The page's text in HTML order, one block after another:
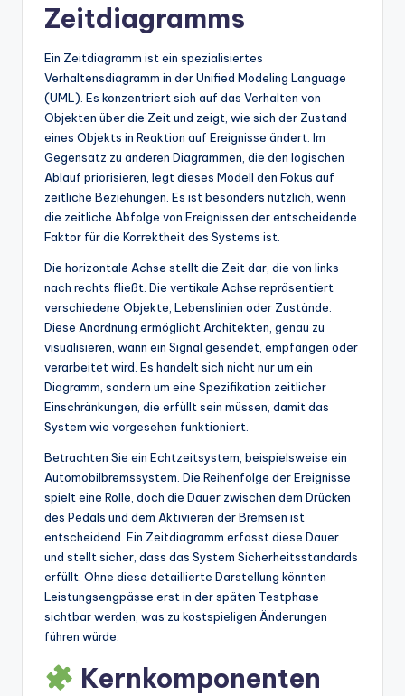
Zeitdiagramms
Ein Zeitdiagramm ist ein spezialisiertes
Verhaltensdiagramm in der Unified Modeling Language
(UML). Es konzentriert sich auf das Verhalten von
Objekten über die Zeit und zeigt, wie sich der Zustand
eines Objekts in Reaktion auf Ereignisse ändert. Im
Gegensatz zu anderen Diagrammen, die den logischen
Ablauf priorisieren, legt dieses Modell den Fokus auf
zeitliche Beziehungen. Es ist besonders nützlich, wenn
die zeitliche Abfolge von Ereignissen der entscheidende
Faktor für die Korrektheit des Systems ist.
Die horizontale Achse stellt die Zeit dar, die von links
nach rechts fließt. Die vertikale Achse repräsentiert
verschiedene Objekte, Lebenslinien oder Zustände.
Diese Anordnung ermöglicht Architekten, genau zu
visualisieren, wann ein Signal gesendet, empfangen oder
verarbeitet wird. Es handelt sich nicht nur um ein
Diagramm, sondern um eine Spezifikation zeitlicher
Einschränkungen, die erfüllt sein müssen, damit das
System wie vorgesehen funktioniert.
Betrachten Sie ein Echtzeitsystem, beispielsweise ein
Automobilbremssystem. Die Reihenfolge der Ereignisse
spielt eine Rolle, doch die Dauer zwischen dem Drücken
des Pedals und dem Aktivieren der Bremsen ist
entscheidend. Ein Zeitdiagramm erfasst diese Dauer
und stellt sicher, dass das System Sicherheitsstandards
erfüllt. Ohne diese detaillierte Darstellung könnten
Leistungsengpässe erst in der späten Testphase
sichtbar werden, was zu kostspieligen Änderungen
führen würde.
Kernkomponenten